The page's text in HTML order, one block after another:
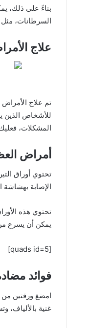
بناءً على ذلك،
السرطانات،
علاج
تم علاج
للأشخاص الذين
المشكلات،
أمراض
تحتوي أوراق
الإصابة بهشاشة
تحتوي هذه
يمكن أن يسرع
[quads id=5]
فوائد
امضغ ورقتين من
غنية بالألياف،